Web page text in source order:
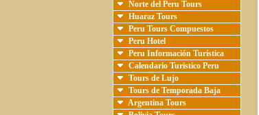
Norte del Peru Tours
Huaraz Tours
Peru Tours Compuestos
Peru Hotel
Peru Información Turística
Calendario Turistico Peru
Tours de Lujo
Tours de Temporada Baja
Argentina Tours